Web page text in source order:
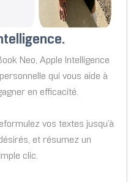
Neo, Apple Intelligence
qui vous aide à
en efficacité.
vos textes jusqu’à
et résumez un
clic.